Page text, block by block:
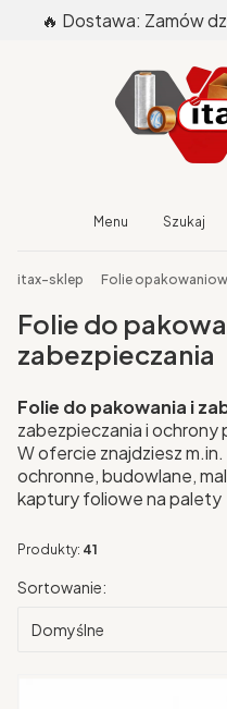
🔥 Dostawa: Zamów
Menu Szukaj
itax-sklep
Folie do
zabezpieczania
Folie do pakowania i
zabezpieczania i
W ofercie znajdziesz
ochronne, budowlane,
kaptury foliowe na palety
Produkty: 41
Lista produktów
Sortowanie:
Domyślne